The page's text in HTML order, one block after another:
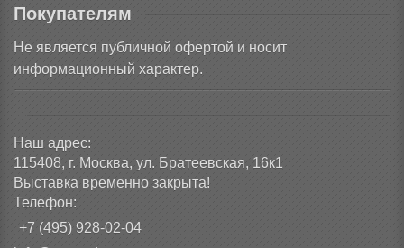
Покупателям
Не является публичной офертой и носит
информационный характер.
Наш адрес:
115408, г. Москва, ул. Братеевская, 16к1
Выставка временно закрыта!
Телефон:
+7 (495) 928-02-04